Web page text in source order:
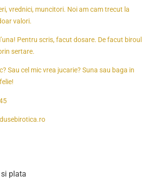
vrednici, muncitori. Noi am cam trecut la
valori.
Pentru scris, facut dosare. De facut biroul
sertare.
Sau cel mic vrea jucarie? Suna sau baga in
plata